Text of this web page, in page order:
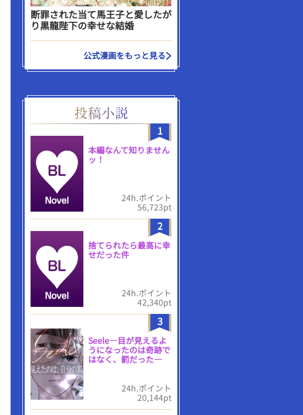
断罪された当て馬王子と愛したが
り黒龍陛下の幸せな結婚
公式漫画をもっと見る
1
本編なんて知りません
ッ！
24h.ポイント
56,723pt
2
捨てられたら最高に幸
せだった件
24h.ポイント
42,340pt
3
Seele―目が見えるよ
うになったのは奇跡で
はなく、罰だった―
24h.ポイント
20,144pt